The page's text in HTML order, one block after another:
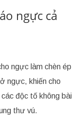
ngực cả
ngực làm chèn ép
ngực, khiến cho
độc tố không bài
thư vú.